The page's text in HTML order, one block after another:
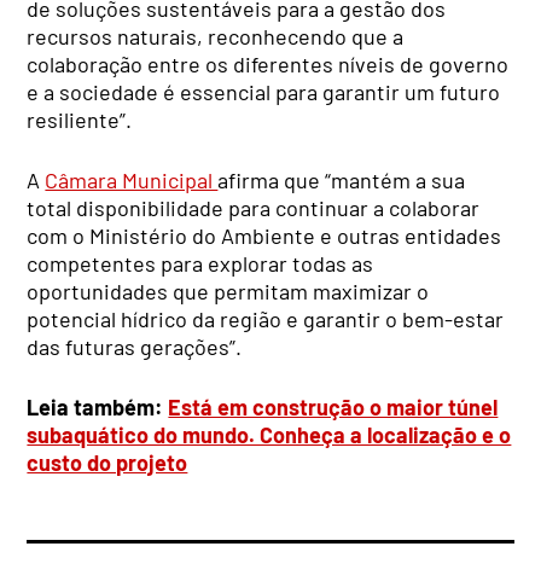
de soluções sustentáveis para a gestão dos
recursos naturais, reconhecendo que a
colaboração entre os diferentes níveis de governo
e a sociedade é essencial para garantir um futuro
resiliente”.
A Câmara Municipalafirma que “mantém a sua
total disponibilidade para continuar a colaborar
com o Ministério do Ambiente e outras entidades
competentes para explorar todas as
oportunidades que permitam maximizar o
potencial hídrico da região e garantir o bem-estar
das futuras gerações”.
Leia também: Está em construção o maior túnel
subaquático do mundo. Conheça a localização e o
custo do projeto